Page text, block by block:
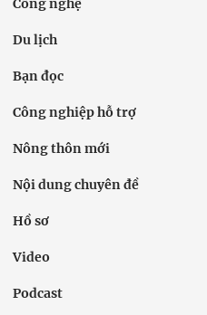
Công nghệ
Du lịch
Bạn đọc
Công nghiệp hỗ trợ
Nông thôn mới
Nội dung chuyên đề
Hồ sơ
Video
Podcast